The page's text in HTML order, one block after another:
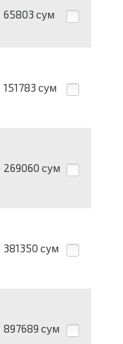
65803 сум
151783 сум
269060 сум
381350 сум
897689 сум